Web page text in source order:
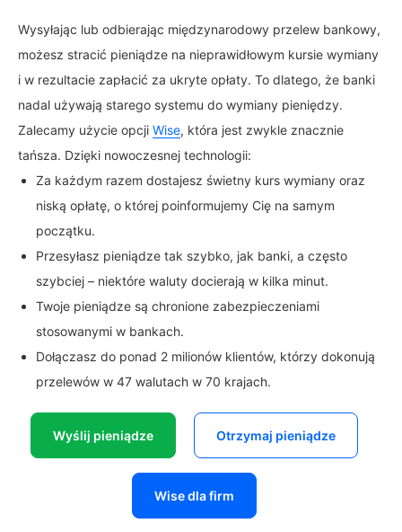
Wysyłając lub odbierając międzynarodowy przelew bankowy,
możesz stracić pieniądze na nieprawidłowym kursie wymiany
i w rezultacie zapłacić za ukryte opłaty. To dlatego, że banki
nadal używają starego systemu do wymiany pieniędzy.
Zalecamy użycie opcji Wise, która jest zwykle znacznie
tańsza. Dzięki nowoczesnej technologii:
Za każdym razem dostajesz świetny kurs wymiany oraz
niską opłatę, o której poinformujemy Cię na samym
początku.
Przesyłasz pieniądze tak szybko, jak banki, a często
szybciej – niektóre waluty docierają w kilka minut.
Twoje pieniądze są chronione zabezpieczeniami
stosowanymi w bankach.
Dołączasz do ponad 2 milionów klientów, którzy dokonują
przelewów w 47 walutach w 70 krajach.
Wyślij pieniądze Otrzymaj pieniądze
Wise dla firm